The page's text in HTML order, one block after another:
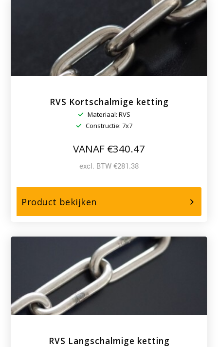
RVS Kortschalmige ketting
Materiaal: RVS
Constructie: 7x7
VANAF €340.47
excl. BTW €281.38
Product bekijken
RVS
ketting
RVS Langschalmige ketting